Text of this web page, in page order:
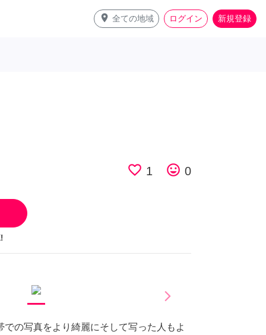
place 全ての地域 ログイン 新規登録
favorite_border 1 tag_faces 0
arrow_forward_iosNext
の写真をより綺麗にそして写った人もよ